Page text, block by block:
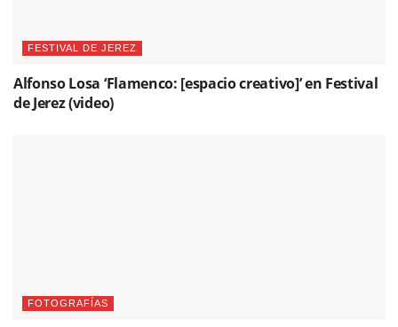
FESTIVAL DE JEREZ
Alfonso Losa ‘Flamenco: [espacio creativo]’ en Festival
de Jerez (video)
FOTOGRAFÍAS